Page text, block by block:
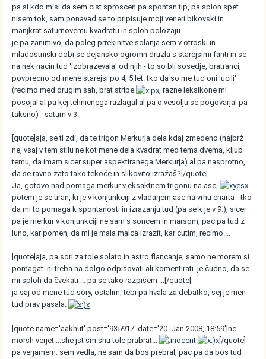
pa si kdo misl da sem cist sproscen pa spontan tip, pa sploh spet
nisem tok, sam ponavad se to pripisuje moji veneri bikovski in
manjkrat saturnovemu kvadratu in sploh polozaju.
je pa zanimivo, da poleg prrekinitve solanja sem v otroski in
mladostniski dobi se dejansko ogromn druzla s starejsimi fanti in se
na nek nacin tud 'izobrazevala' od njih - to so bli sosedje, bratranci,
povprecno od mene starejsi po 4, 5 let. tko da so me tud oni 'ucili'
(recimo med drugim sah, brat stripe
, razne leksikone mi
posojal al pa kej tehnicnega razlagal al pa o vesolju se pogovarjal pa
taksno) - saturn v 3.
[quote]aja, se ti zdi, da te trigon Merkurja dela kdaj zmedeno (najbrž
ne, vsaj v tem stilu ne kot mene dela kvadrat med tema dvema, kljub
temu, da imam sicer super aspektiranega Merkurja) al pa nasprotno,
da se ravno zato tako tekoče in slikovito izražaš?[/quote]
Ja, gotovo nad pomaga merkur v eksaktnem trigonu na asc,
potem je se uran, ki je v konjunkciji z vladarjem asc na vrhu charta - tko
da mi to pomaga k spontanosti in izrazanju tud (pa se k je v 9.), sicer
pa je merkur v konjunkciji ne sam s soncem in marsom, pac pa tud z
luno, kar pomen, da mi je mala malca izrazit, kar cutim, recimo....
[quote]aja, pa sori za tole solato in astro flancanje, samo ne morem si
pomagat. ni treba na dolgo odpisovati ali komentirati. je čudno, da se
mi sploh da čvekati ... pa se tako razpišem ...[/quote]
ja saj od mene tud sory, ostalim, tebi pa hvala za debatko, sej je men
tud prav pasala.
[quote name='aakhut' post='935917' date='20. Jan 2008, 18:59']ne
morsh verjet....she jst sm shu tole prabrat...
[/quote]
pa verjamem. sem vedla, ne sam da bos prebral, pac pa da bos tud